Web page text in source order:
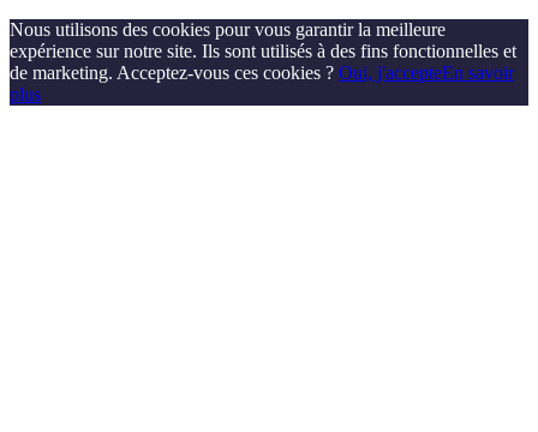
Nous utilisons des cookies pour vous garantir la meilleure
expérience sur notre site. Ils sont utilisés à des fins fonctionnelles et
de marketing. Acceptez-vous ces cookies ? Oui, j'accepteEn savoir
plus